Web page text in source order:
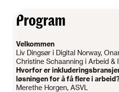
Program
Velkommen
Liv Dingsør i Digital Norway,
Christine Schaanning i Arbeid &
Hvorfor er
løsningen for å få flere i
Merethe Horgen, ASVL